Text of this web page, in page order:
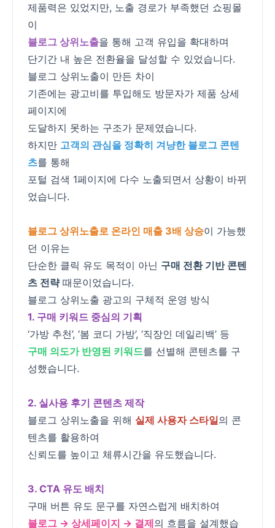
제품력은 있었지만, 노출 경로가 부족했던 쇼핑몰
이
블로그 상위노출을 통해 고객 유입을 확대하며
단기간 내 높은 전환율을 달성할 수 있었습니다.
블로그 상위노출이 만든 차이
기존에는 광고비를 투입해도 방문자가 제품 상세
페이지에
도달하지 못하는 구조가 문제였습니다.
하지만 고객의 관심을 정확히 겨냥한 블로그 콘텐
츠를 통해
포털 검색 1페이지에 다수 노출되면서 상황이 바뀌
었습니다.
블로그 상위노출로 온라인 매출 3배 상승이 가능했
던 이유는
단순한 클릭 유도 목적이 아닌 구매 전환 기반 콘텐
츠 전략때문이었습니다.
블로그 상위노출 광고의 구체적 운영 방식
1. 구매 키워드 중심의 기획
‘가방 추천’, ‘봄 코디 가방’, ‘직장인 데일리백’ 등
구매 의도가 반영된 키워드를 선별해 콘텐츠를 구
성했습니다.
2. 실사용 후기 콘텐츠 제작
블로그 상위노출을 위해 실제 사용자 스타일의 콘
텐츠를 활용하여
신뢰도를 높이고 체류시간을 유도했습니다.
3. CTA 유도 배치
구매 버튼 유도 문구를 자연스럽게 배치하여
블로그 → 상세페이지 → 결제의 흐름을 설계했습